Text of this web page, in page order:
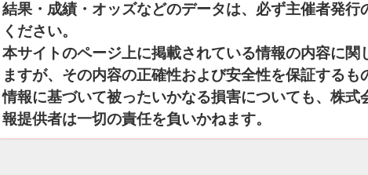
結果・成績・オッズなどのデータは、必ず主催者発行
ください。
本サイトのページ上に掲載されている情報の内容に関
ますが、その内容の正確性および安全性を保証するも
情報に基づいて被ったいかなる損害についても、株式
報提供者は一切の責任を負いかねます。